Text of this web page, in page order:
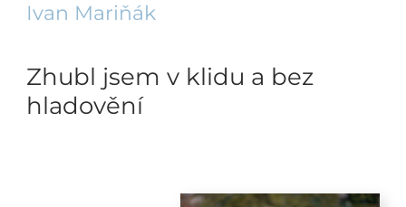
Ivan Mariňák
Zhubl jsem v klidu a bez
hladovění